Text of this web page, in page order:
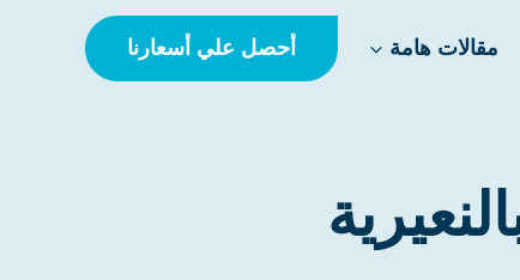
مقالات هامة أحصل علي أسعارنا